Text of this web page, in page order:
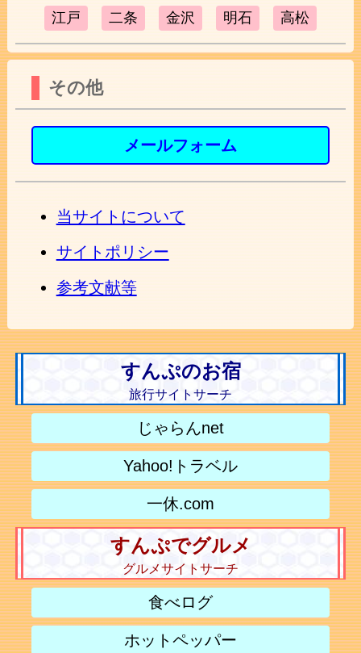
江戸 二条 金沢 明石 高松
その他
メールフォーム
当サイトについて
サイトポリシー
参考文献等
すんぷのお宿
旅行サイトサーチ
じゃらんnet
Yahoo!トラベル
一休.com
すんぷでグルメ
グルメサイトサーチ
食べログ
ホットペッパー